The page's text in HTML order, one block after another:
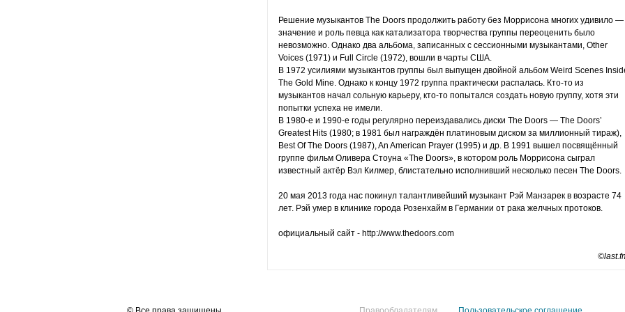
Решение музыкантов The Doors продолжить работу без Моррисона многих удивило —
значение и роль певца как катализатора творчества группы переоценить было
невозможно. Однако два альбома, записанных с сессионными музыкантами, Other
Voices (1971) и Full Circle (1972), вошли в чарты США.
В 1972 усилиями музыкантов группы был выпущен двойной альбом Weird Scenes
The Gold Mine. Однако к концу 1972 группа практически распалась. Кто-то из
музыкантов начал сольную карьеру, кто-то попытался создать новую группу, хотя эти
попытки успеха не имели.
В 1980-е и 1990-е годы регулярно переиздавались диски The Doors — The Doors’
Greatest Hits (1980; в 1981 был награждён платиновым диском за миллионный тираж),
Best Of The Doors (1987), An American Prayer (1995) и др. В 1991 вышел посвящённый
группе фильм Оливера Стоуна «The Doors», в котором роль Моррисона сыграл
известный актёр Вэл Килмер, блистательно исполнивший несколько песен The Doors.
20 мая 2013 года нас покинул талантливейший музыкант Рэй Манзарек в возрасте 74
лет. Рэй умер в клинике города Розенхайм в Германии от рака желчных протоков.
официальный сайт - http://www.thedoors.com